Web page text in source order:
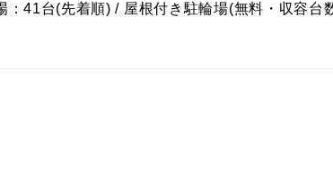
：41台(先着順) / 屋根付き駐輪場(無料・収容台